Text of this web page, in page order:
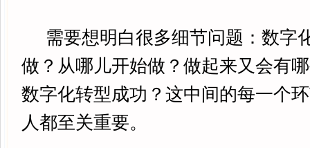
需要想明白很多细节问题：数字
做？从哪儿开始做？做起来又会有
数字化转型成功？这中间的每一个
人都至关重要。